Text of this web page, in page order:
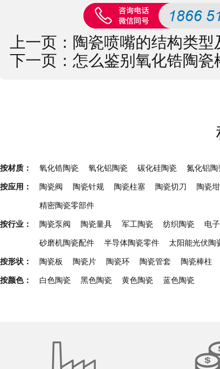
上一页： 陶瓷喷嘴的结构类
下一页： 怎么鉴别氧化锆陶
按材质： 氧化锆陶瓷 氧化铝陶瓷 碳化硅陶瓷 氮化铝陶
按应用： 陶瓷阀 陶瓷针规 陶瓷柱塞 陶瓷切刀 陶瓷
精密陶瓷零部件
按行业： 陶瓷泵阀 陶瓷量具 军工陶瓷 纺织陶瓷 电
砂磨机陶瓷配件 半导体陶瓷零件 太阳能光伏陶
按形状： 陶瓷板 陶瓷片 陶瓷环 陶瓷管套 陶瓷棒柱
按颜色： 白色陶瓷 黑色陶瓷 黄色陶瓷 蓝色陶瓷